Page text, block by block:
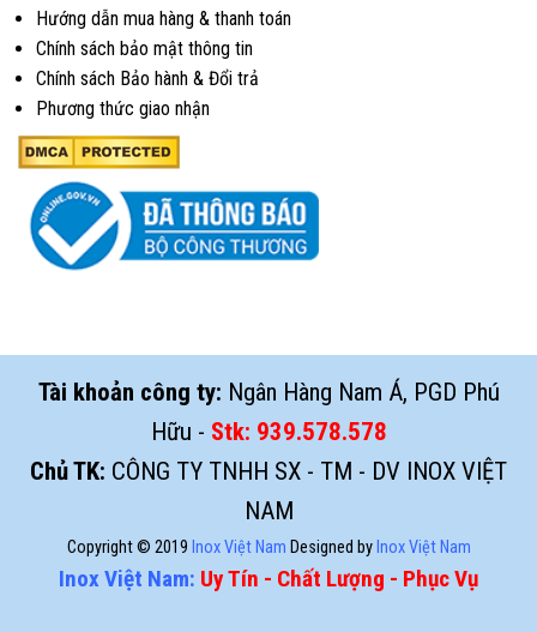
Hướng dẫn mua hàng & thanh toán
Chính sách bảo mật thông tin
Chính sách Bảo hành & Đổi trả
Phương thức giao nhận
Tài khoản công ty: Ngân Hàng Nam Á, PGD Phú
Hữu - Stk: 939.578.578
Chủ TK: CÔNG TY TNHH SX - TM - DV INOX VIỆT
NAM
Copyright © 2019 Inox Việt Nam Designed by Inox Việt Nam
Inox Việt Nam: Uy Tín - Chất Lượng - Phục Vụ